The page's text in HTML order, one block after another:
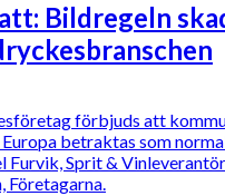
Bildregeln
förbjuds att
Europa betraktas som
Furvik, Sprit &
Företagarna.